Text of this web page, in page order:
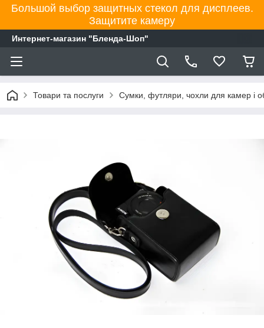
Большой выбор защитных стекол для дисплеев.
Защитите камеру
Интернет-магазин "Бленда-Шоп"
Товари та послуги Сумки, футляри, чохли для камер і